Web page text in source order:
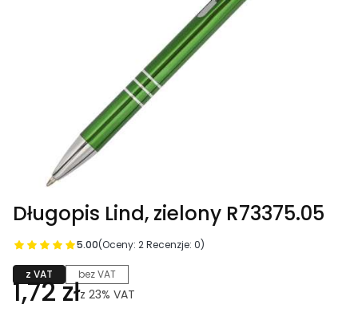
Długopis Lind, zielony R73375.05
5.00(Oceny: 2 Recenzje: 0)
z VAT bez VAT
1,72 złz 23% VAT